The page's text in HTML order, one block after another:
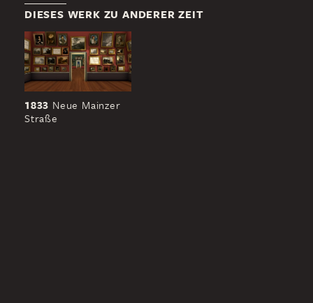
DIESES WERK ZU ANDERER ZEIT
1833 Neue Mainzer
Straße